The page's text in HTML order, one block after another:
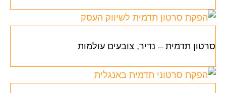
סרטון תדמית – נדיר, צובעים עולמות